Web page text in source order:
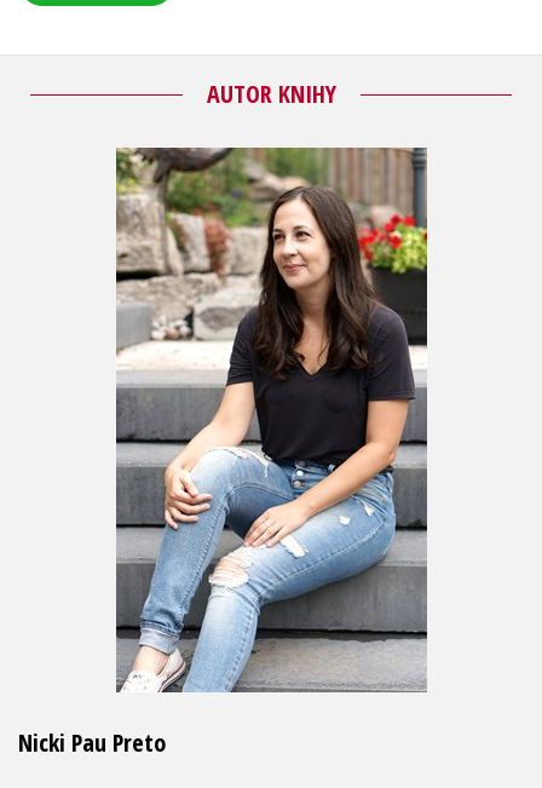
AUTOR KNIHY
Nicki Pau Preto